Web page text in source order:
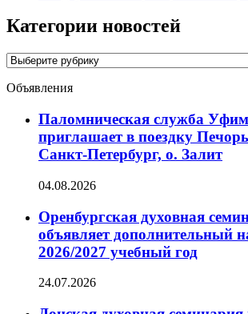
Категории новостей
Категории
Объявления
Паломническая служба
приглашает в поездку
Санкт-Петербург, о. Залит
04.08.2026
Оренбургская духовная
объявляет дополнительный
2026/2027 учебный год
24.07.2026